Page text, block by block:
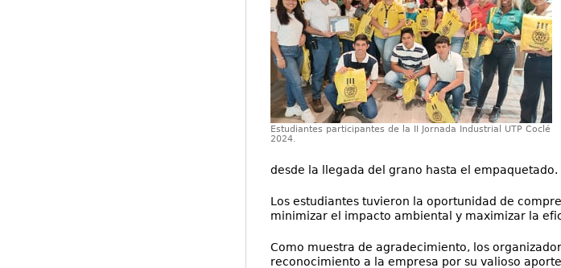
Estudiantes participantes de la II Jornada Industrial UTP Coclé
2024.
desde la llegada del grano hasta el empaquetado.
Los estudiantes tuvieron la oportunidad de
minimizar el impacto ambiental y maximizar la
Como muestra de agradecimiento, los
reconocimiento a la empresa por su valioso